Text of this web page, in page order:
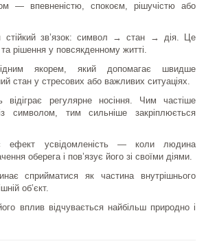
— впевненістю, спокоєм, рішучістю або
зв’язок: символ → стан → дія. Це
рішення у повсякденному житті.
якорем, який допомагає швидше
стан у стресових або важливих ситуаціях.
регулярне носіння. Чим частіше
символом, тим сильніше закріплюється
ефект усвідомленість — коли людина
оберега і пов’язує його зі своїми діями.
сприйматися як частина внутрішнього
об’єкт.
вплив відчувається найбільш природно і